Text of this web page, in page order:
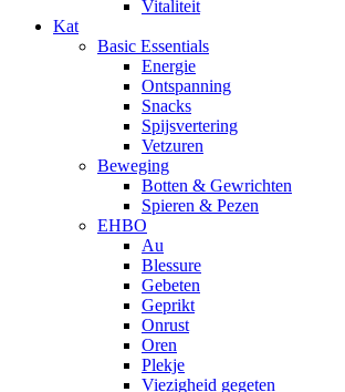
Vitaliteit
Kat
Basic Essentials
Energie
Ontspanning
Snacks
Spijsvertering
Vetzuren
Beweging
Botten & Gewrichten
Spieren & Pezen
EHBO
Au
Blessure
Gebeten
Geprikt
Onrust
Oren
Plekje
Viezigheid gegeten